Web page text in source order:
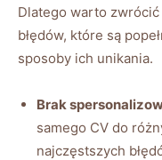
Dlatego warto
błędów, które są
sposoby ich unikania.
Brak
samego CV do
najczęstszych